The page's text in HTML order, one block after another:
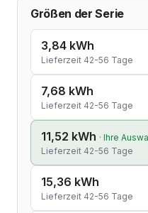
Größen der Serie
3,84 kWh
Lieferzeit 42-56 Tage
7,68 kWh
Lieferzeit 42-56 Tage
11,52 kWh · Ihre
Lieferzeit 42-56 Tage
15,36 kWh
Lieferzeit 42-56 Tage